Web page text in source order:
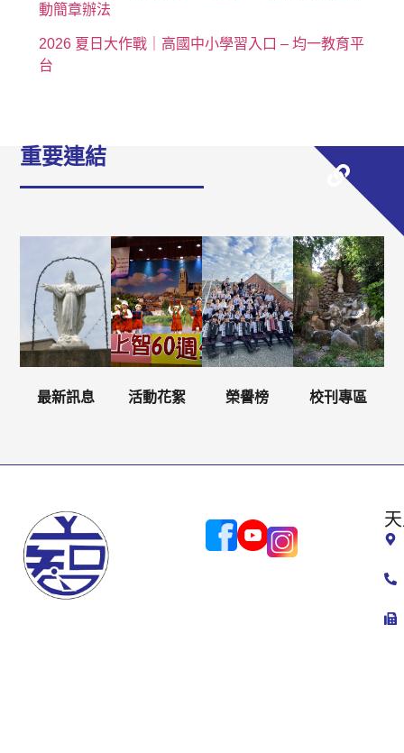
動簡章辦法
2026 夏日大作戰｜高國中小學習入口 – 均一教育平
台
重要連結
最新訊息 活動花絮 榮譽榜 校刊專區